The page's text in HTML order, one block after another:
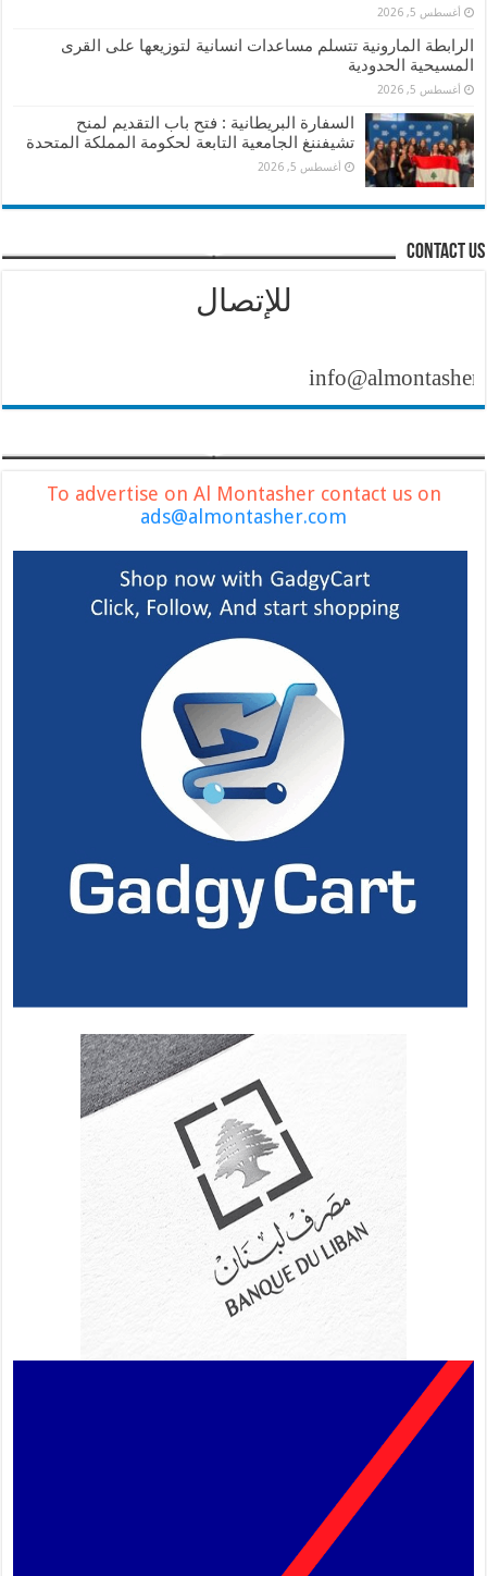
أغسطس 5, 2026
الرابطة المارونية تتسلم مساعدات انسانية لتوزيعها على القرى
المسيحية الحدودية
أغسطس 5, 2026
السفارة البريطانية : فتح باب التقديم لمنح
تشيفننغ الجامعية التابعة لحكومة المملكة المتحدة
أغسطس 5, 2026
contact us
للإتصال
info@almontasher.com
To advertise on Al Montasher contact us on
ads@almontasher.com